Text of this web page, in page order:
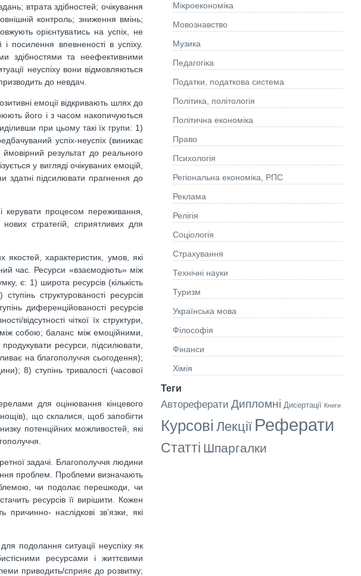
втрата здібностей; очікування
контроль; зниження вмінь;
орієнтуватись на успіх, не
посилення впевненості в успіху.
здібностями та неефективними
неуспіху вони відмовляються
до невдач.
емоції відкривають шлях до
його і з часом накопичуються
при цьому такі їх групи: 1)
успіх-неуспіх (виникає
результат до реального
у вигляді очікуваних емоцій,
здатні підсилювати прагнення до
процесом переживання,
стратегій, сприятливих для
якостей, характеристик, умов, які
час. Ресурси «взаємодіють» між
є: 1) широта ресурсів (кількість
структурованості ресурсів
диференційованості ресурсів
відсутності чіткої їх структури,
між собою; баланс між емоційними,
ресурси, підсилювати,
на благополуччя сьогодення);
8) ступінь тривалості (часової
для оцінювання кінцевого
що склалися, щоб запобігти
потенційних можливостей, які
задачі. Благополуччя людини
проблем. Проблеми визначають
чи подолає перешкоди, чи
ресурсів її вирішити. Кожен
наслідкові зв’язки, які
подолання ситуації неуспіху як
ресурсами і життєвими
приводить/сприяє до розвитку;
Мікроекономіка
Мовознавство
Музика
Педагогіка
Податки, податкова система
Політика, політологія
Політична економіка
Право
Психологія
Регіональна економіка, РПС
Реклама
Релігія
Соціологія
Страхування
Технічні науки
Туризм
Українська мова
Філософія
Фінанси
Хімія
Теги
Автореферати Дипломні Дисертації Книги
Курсові Лекції Реферати
Статті Шпаргалки